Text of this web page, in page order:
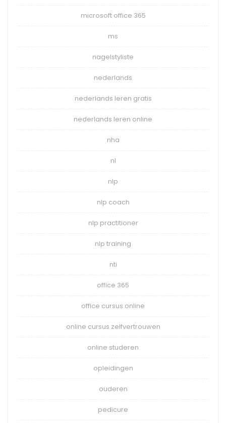
microsoft office 365
ms
nagelstyliste
nederlands
nederlands leren gratis
nederlands leren online
nha
nl
nlp
nlp coach
nlp practitioner
nlp training
nti
office 365
office cursus online
online cursus zelfvertrouwen
online studeren
opleidingen
ouderen
pedicure